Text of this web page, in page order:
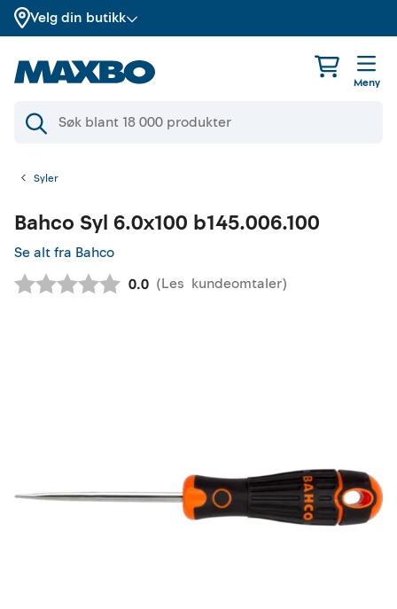
Velg din butikk
Meny
Syler
Bahco Syl 6.0x100 b145.006.100
Se alt fra Bahco
Gjennomsnittskarakter:
0.0 (Les kundeomtaler)